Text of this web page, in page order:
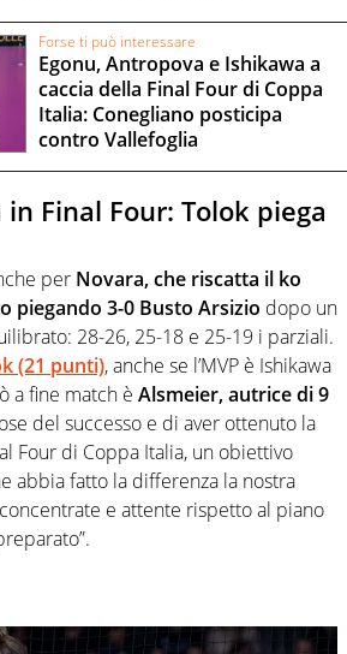
Forse ti può interessare
Egonu, Antropova e Ishikawa a
caccia della Final Four di Coppa
Italia: Conegliano posticipa
contro Vallefoglia
Final Four: Tolok piega
per Novara, che riscatta il ko
piegando 3-0 Busto Arsizio dopo un
28-26, 25-18 e 25-19 i parziali.
(21 punti), anche se l’MVP è Ishikawa
a fine match è Alsmeier, autrice di 9
del successo e di aver ottenuto la
Four di Coppa Italia, un obiettivo
abbia fatto la differenza la nostra
e attente rispetto al piano